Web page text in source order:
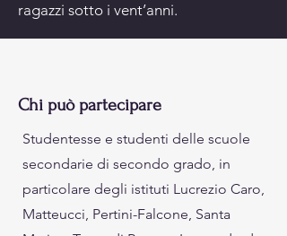
ragazzi sotto i vent’anni.
Chi può partecipare
Studentesse e studenti delle scuole
secondarie di secondo grado, in
particolare degli istituti Lucrezio Caro,
Matteucci, Pertini-Falcone, Santa